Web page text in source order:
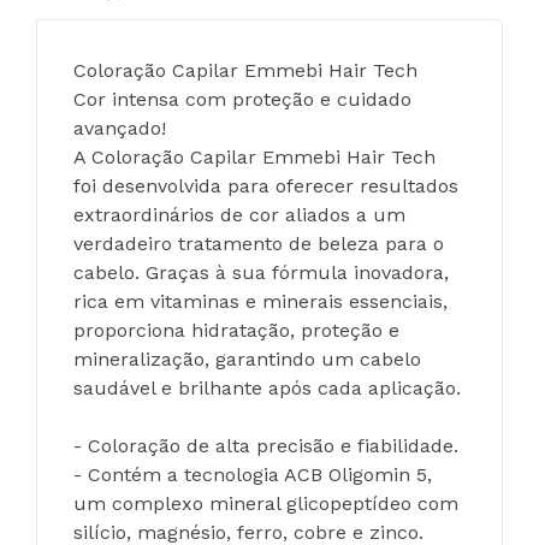
Coloração Capilar Emmebi Hair Tech
Cor intensa com proteção e cuidado
avançado!
A Coloração Capilar Emmebi Hair Tech
foi desenvolvida para oferecer resultados
extraordinários de cor aliados a um
verdadeiro tratamento de beleza para o
cabelo. Graças à sua fórmula inovadora,
rica em vitaminas e minerais essenciais,
proporciona hidratação, proteção e
mineralização, garantindo um cabelo
saudável e brilhante após cada aplicação.
- Coloração de alta precisão e fiabilidade.
- Contém a tecnologia ACB Oligomin 5,
um complexo mineral glicopeptídeo com
silício, magnésio, ferro, cobre e zinco.